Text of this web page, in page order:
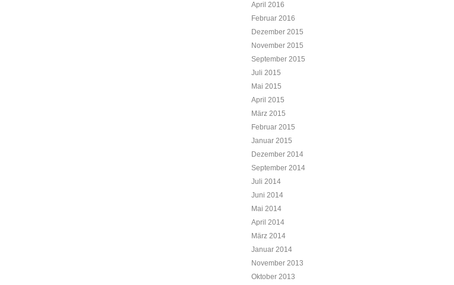
April 2016
Februar 2016
Dezember 2015
November 2015
September 2015
Juli 2015
Mai 2015
April 2015
März 2015
Februar 2015
Januar 2015
Dezember 2014
September 2014
Juli 2014
Juni 2014
Mai 2014
April 2014
März 2014
Januar 2014
November 2013
Oktober 2013